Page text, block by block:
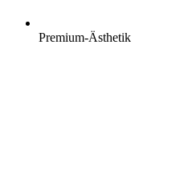
Premium-Ästhetik